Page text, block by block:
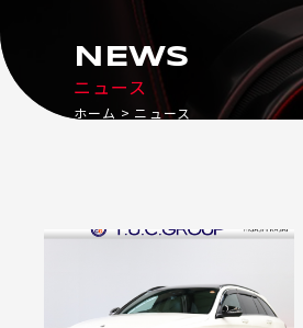
ニュース
NEWS
ホーム ニュース